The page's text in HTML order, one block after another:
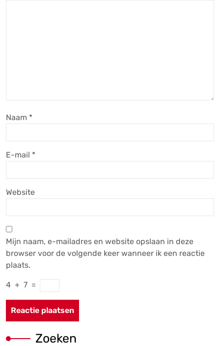
Naam *
E-mail *
Website
Mijn naam, e-mailadres en website opslaan in deze
browser voor de volgende keer wanneer ik een reactie
plaats.
4 + 7 =
Zoeken